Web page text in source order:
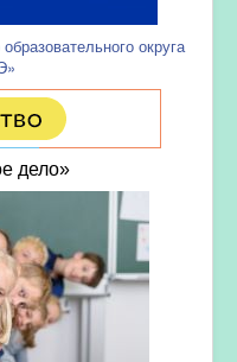
округа
дело»